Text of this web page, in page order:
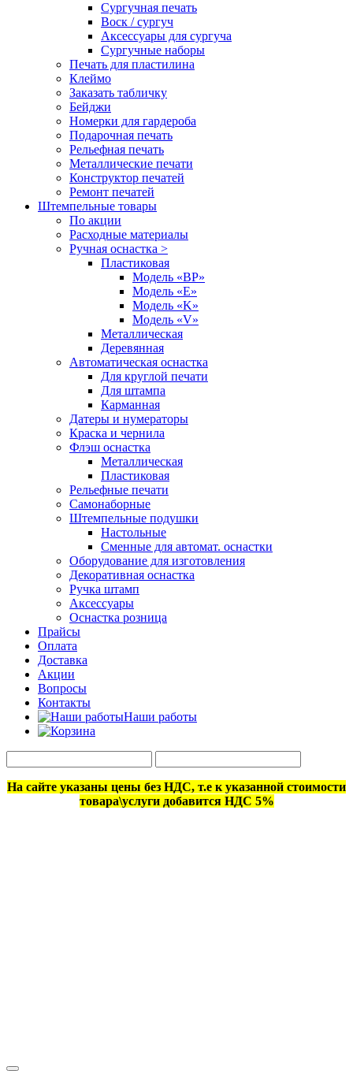
Сургучная печать
Воск / сургуч
Аксессуары для сургуча
Сургучные наборы
Печать для пластилина
Клеймо
Заказать табличку
Бейджи
Номерки для гардероба
Подарочная печать
Рельефная печать
Металлические печати
Конструктор печатей
Ремонт печатей
Штемпельные товары
По акции
Расходные материалы
Ручная оснастка >
Пластиковая
Модель «BP»
Модель «E»
Модель «K»
Модель «V»
Металлическая
Деревянная
Автоматическая оснастка
Для круглой печати
Для штампа
Карманная
Датеры и нумераторы
Краска и чернила
Флэш оснастка
Металлическая
Пластиковая
Рельефные печати
Самонаборные
Штемпельные подушки
Настольные
Сменные для автомат. оснастки
Оборудование для изготовления
Декоративная оснастка
Ручка штамп
Аксессуары
Оснастка розница
Прайсы
Оплата
Доставка
Акции
Вопросы
Контакты
Наши работы
На сайте указаны цены без НДС, т.е к указанной стоимости
товара\услуги добавится НДС 5%